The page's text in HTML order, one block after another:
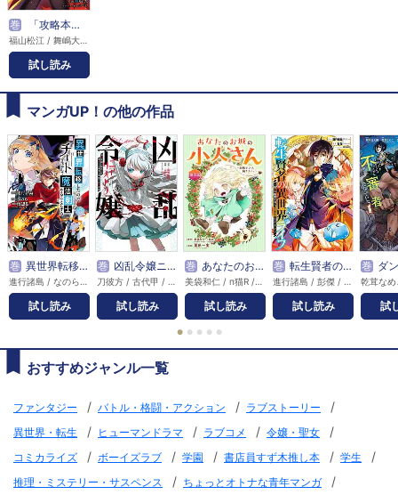
巻 「攻略本」を駆使する最強の魔法使い ～＜命令させろ＞とは言わせない俺流魔王討伐最善ルート～
試し読み
マンガUP！の他の作品
巻 異世界転移したのでチートを生かして魔法剣士やることにする
試し読み
巻 凶乱令嬢ニア・リストン 病弱令嬢に転生した神殺しの武人の華麗なる無双録
試し読み
巻 あなたのお城の小人さん ～御飯下さい、働きますっ～（コミック）【分冊版】
試し読み
巻 転生賢者の異世界ライフ～第二の職業を得て、世界最強になりました～
試し読み
巻 ダンジョンに閉じ込められ
試
● ● ● ● ●
おすすめジャンル一覧
ファンタジー / バトル・格闘・アクション / ラブストーリー /
異世界・転生 / ヒューマンドラマ / ラブコメ / 令嬢・聖女 /
コミカライズ / ボーイズラブ / 学園 / 書店員すず木推し本 / 学生 /
推理・ミステリー・サスペンス / ちょっとオトナな青年マンガ /